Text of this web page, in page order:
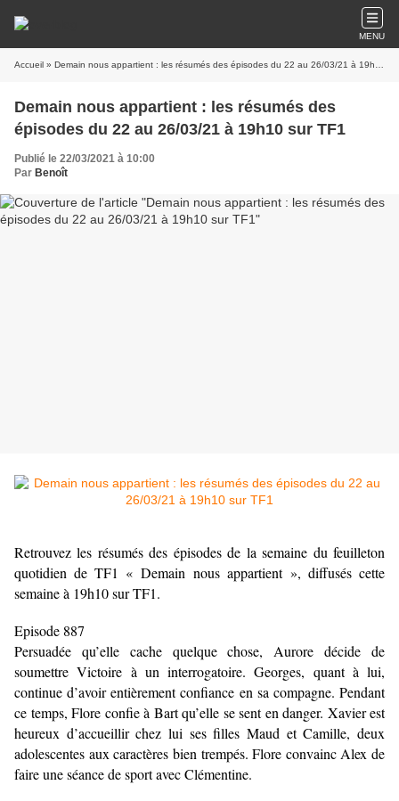
MENU
Accueil » Demain nous appartient : les résumés des épisodes du 22 au 26/03/21 à 19h10 sur TF1
Demain nous appartient : les résumés des
épisodes du 22 au 26/03/21 à 19h10 sur TF1
Publié le 22/03/2021 à 10:00
Par Benoît
Retrouvez les résumés des épisodes de la semaine du feuilleton
quotidien de TF1 « Demain nous appartient », diffusés cette
semaine à 19h10 sur TF1.
Episode 887
Persuadée qu’elle cache quelque chose, Aurore décide de
soumettre Victoire à un interrogatoire. Georges, quant à lui,
continue d’avoir entièrement confiance en sa compagne. Pendant
ce temps, Flore confie à Bart qu’elle se sent en danger. Xavier est
heureux d’accueillir chez lui ses filles Maud et Camille, deux
adolescentes aux caractères bien trempés. Flore convainc Alex de
faire une séance de sport avec Clémentine.